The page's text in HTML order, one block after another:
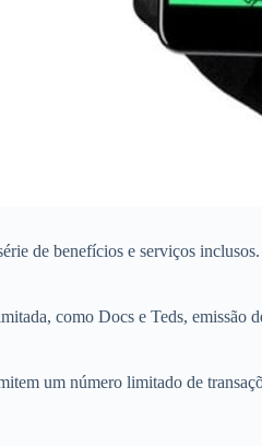
de benefícios e serviços
como Docs e Teds, emissão
um número limitado de